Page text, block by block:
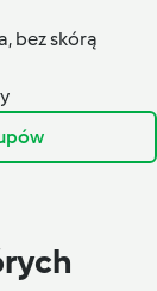
bez skórą